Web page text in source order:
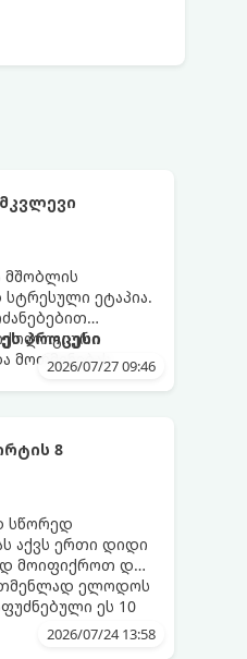
მშობლის
ეტაპია.
მოთმინებას
პროცესი
2026/07/27 09:46
8
სწორედ
აქვს ერთი დიდი
მოიფიქროთ და
ელოდოს
ეს 10
2026/07/24 13:58